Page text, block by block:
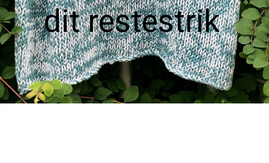
dit restestrik